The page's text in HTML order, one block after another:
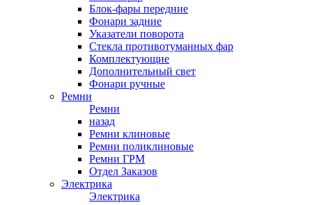
Блок-фары передние
Фонари задние
Указатели поворота
Стекла противотуманных фар
Комплектующие
Дополнительный свет
Фонари ручные
Ремни
Ремни
назад
Ремни клиновые
Ремни поликлиновые
Ремни ГРМ
Отдел Заказов
Электрика
Электрика